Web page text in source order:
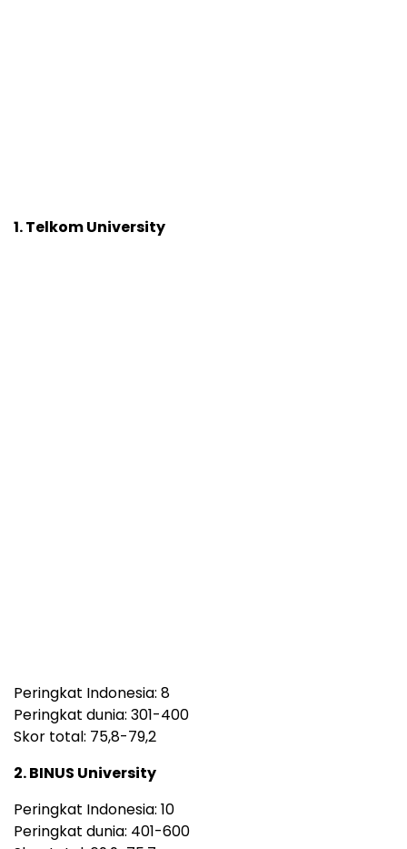
1. Telkom University
Peringkat Indonesia: 8
Peringkat dunia: 301-400
Skor total: 75,8-79,2
2. BINUS University
Peringkat Indonesia: 10
Peringkat dunia: 401-600